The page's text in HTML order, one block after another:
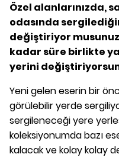
Özel alanlarınızda,
odasında
değiştiriyor
kadar süre birlikte
yerini
Yeni gelen eserin bir
görülebilir yerde
sergileneceği yere
koleksiyonumda bazı
kalacak ve kolay kolay